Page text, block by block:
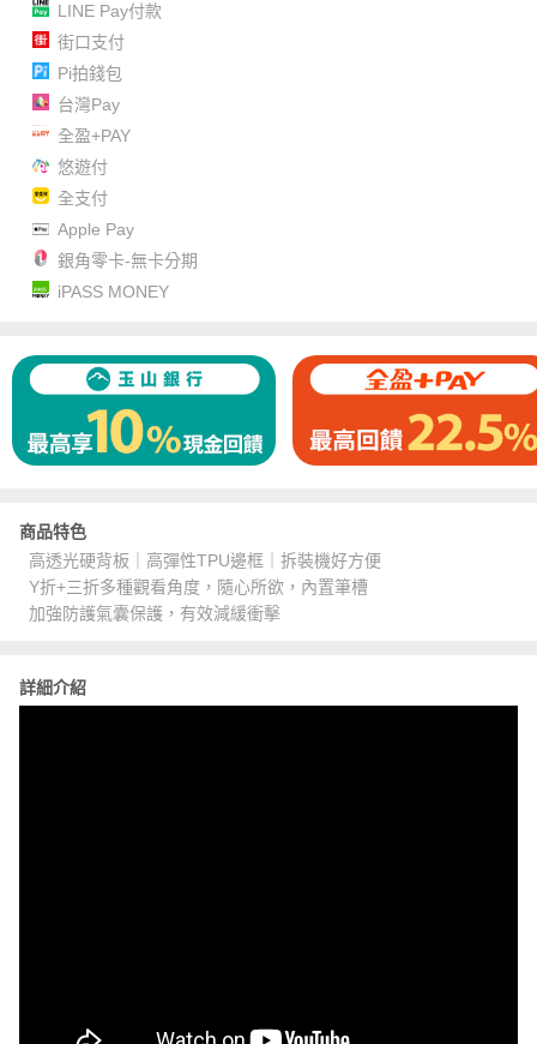
LINE Pay付款
街口支付
Pi拍錢包
台灣Pay
全盈+PAY
悠遊付
全支付
Apple Pay
銀角零卡-無卡分期
iPASS MONEY
商品特色
高透光硬背板｜高彈性TPU邊框｜拆裝機好方便
Y折+三折多種觀看角度，隨心所欲，內置筆槽
加強防護氣囊保護，有效減緩衝擊
詳細介紹